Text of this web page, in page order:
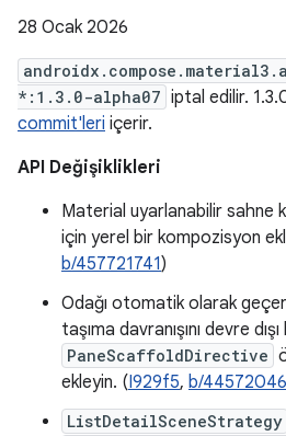
28 Ocak 2026
*:1.3.0-alpha07 iptal edilir.
commit'leri içerir.
API Değişiklikleri
Material uyarlanabilir sahne
için yerel bir kompozisyon
b/457721741)
Odağı otomatik olarak
taşıma davranışını devre
PaneScaffoldDirective
ekleyin. (I929f5, b/
ListDetailSceneStrategy